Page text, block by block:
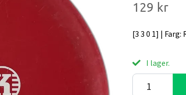
129 kr
[3 3 0 1] | Farg:
I lager.